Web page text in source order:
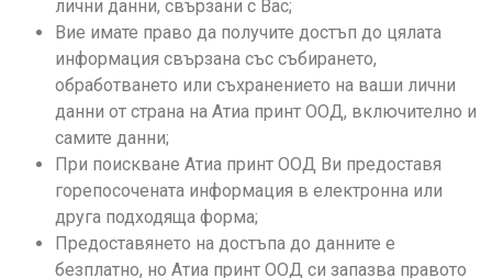
лични данни, свързани с Вас;
Вие имате право да получите достъп до цялата
информация свързана със събирането,
обработването или съхранението на ваши лични
данни от страна на Атиа принт ООД, включително и
самите данни;
При поискване Атиа принт ООД Ви предоставя
горепосочената информация в електронна или
друга подходяща форма;
Предоставянето на достъпа до данните е
безплатно, но Атиа принт ООД си запазва правото